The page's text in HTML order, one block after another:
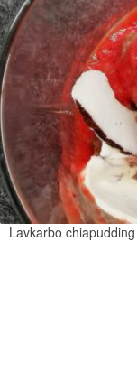
Lavkarbo